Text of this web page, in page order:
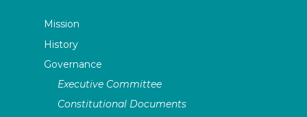
Mission
History
Governance
Executive Committee
Constitutional Documents